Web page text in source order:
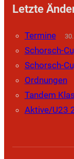
Letzte
Termine
Schorsch-
Schorsch-
Ordnungen
Tandem
Aktive/U23